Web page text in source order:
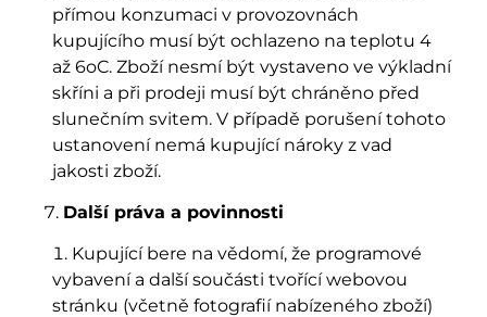
přímou konzumaci v provozovnách
kupujícího musí být ochlazeno na teplotu 4
až 6oC. Zboží nesmí být vystaveno ve výkladní
skříni a při prodeji musí být chráněno před
slunečním svitem. V případě porušení tohoto
ustanovení nemá kupující nároky z vad
jakosti zboží.
Další práva a povinnosti
Kupující bere na vědomí, že programové
vybavení a další součásti tvořící webovou
stránku (včetně fotografií nabízeného zboží)